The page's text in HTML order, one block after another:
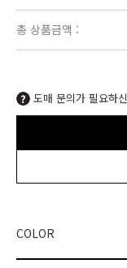
총 상품금액 :
도매 문의가 필요하
COLOR